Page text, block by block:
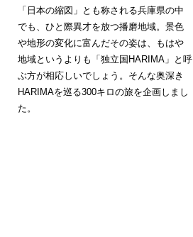
「日本の縮図」とも称される兵庫県の中
でも、ひと際異才を放つ播磨地域。景色
や地形の変化に富んだその姿は、もはや
地域というよりも「独立国HARIMA」と呼
ぶ方が相応しいでしょう。そんな奥深き
HARIMAを巡る300キロの旅を企画しまし
た。